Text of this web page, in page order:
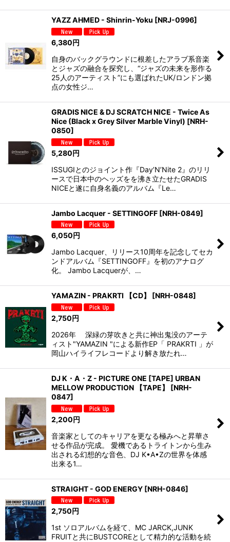
YAZZ AHMED - Shinrin-Yoku [NRJ-0996]
6,380円
自身のバックグラウンドに根差したアラブ系音楽
とジャズの融合を探究し、“ジャズの未来を形作る
25人のアーティスト”にも選ばれたUK/ロンドン拠
点の女性ジ…
GRADIS NICE & DJ SCRATCH NICE - Twice As
Nice (Black x Grey Silver Marble Vinyl) [NRH-
0850]
5,280円
ISSUGIとのジョイント作『Day’N’Nite 2』のリリ
ースで日本中のヘッズをを沸き立たせたGRADIS
NICEと遂に自身名義のアルバム『Le…
Jambo Lacquer - SETTINGOFF [NRH-0849]
6,050円
Jambo Lacquer、リリース10周年を記念してセカ
ンドアルバム『SETTINGOFF』を初のアナログ
化。 Jambo Lacquerが、…
YAMAZIN - PRAKRTI 【CD】 [NRH-0848]
2,750円
2026年 深緑の芽吹きと共に神出鬼没のアーテ
ィスト"YAMAZIN "による新作EP「 PRAKRTI 」が
岡山ハイライフレコードより解き放たれ…
DJ K・A・Z - PICTURE ONE [TAPE] URBAN
MELLOW PRODUCTION 【TAPE】
[NRH-
0847]
2,200円
音楽家としてのキャリアを更なる極みへと昇華さ
せる作品が完成。 愛機であるトライトンから生み
出される幻想的な音色、DJ K•A•Zの世界を体感
出来る1…
STRAIGHT - GOD ENERGY [NRH-0846]
2,750円
1st ソロアルバムを経て、MC JARCK,JUNK
FRUITと共にBUSTCOREとして精力的な活動を続